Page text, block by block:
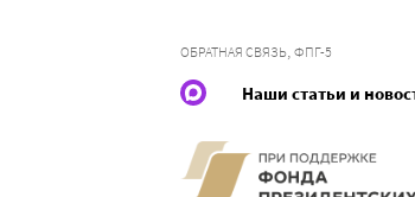
ОБРАТНАЯ СВЯЗЬ, ФПГ-5
Наши статьи и